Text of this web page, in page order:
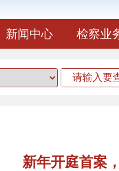
新闻中心 检察业
新年开庭首案